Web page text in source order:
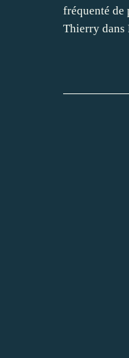
fréquenté de
Thierry dans